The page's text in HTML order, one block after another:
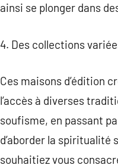
ainsi se plonger dans
4. Des collections
Ces maisons d’édition
l’accès à diverses
soufisme, en passant
d’aborder la spiritualité
souhaitiez vous